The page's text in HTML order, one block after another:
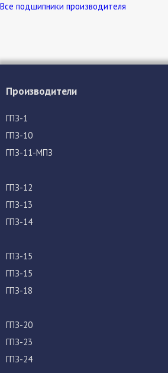
Все подшипники производителя
Производители
ГПЗ-1
ГПЗ-10
ГПЗ-11-МПЗ
ГПЗ-12
ГПЗ-13
ГПЗ-14
ГПЗ-15
ГПЗ-15
ГПЗ-18
ГПЗ-20
ГПЗ-23
ГПЗ-24